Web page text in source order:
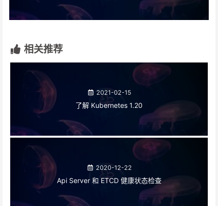
相关推荐
2021-02-15
了解 Kubernetes 1.20
2020-12-22
Api Server 和 ETCD 健康状态检查